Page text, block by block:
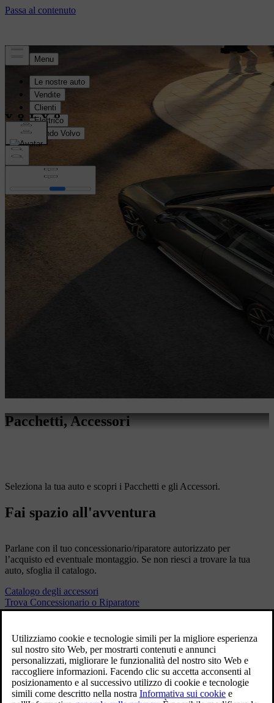
Pacchetti, Accessori
Seleziona la tua auto e scopri i Pacchetti e gli Accessori.
Fai spazio all'avventura
Parlane con il tuo concessionario/riparatore autorizzato per
l’acquisto ed eventuale montaggio. Se non riesci a trovare la tua
auto, sfoglia il catalogo.
Catalogo degli accessori
Trova Concessionario o Riparatore